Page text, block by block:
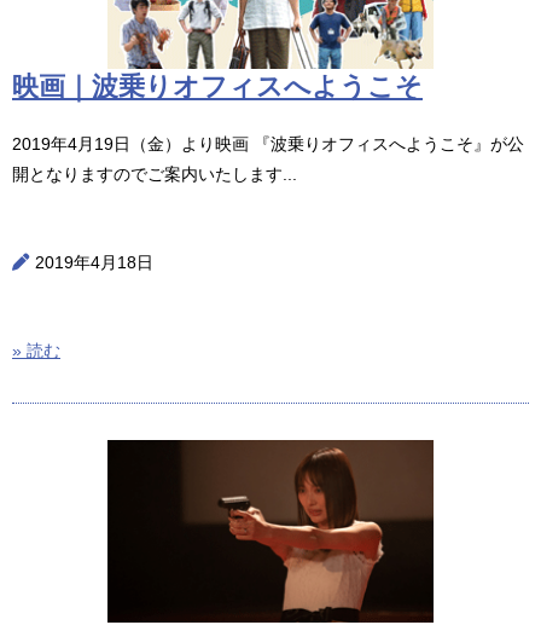
映画｜波乗りオフィスへようこそ
2019年4月19日（金）より映画 『波乗りオフィスへようこそ』が公
開となりますのでご案内いたします...
2019年4月18日
» 読む